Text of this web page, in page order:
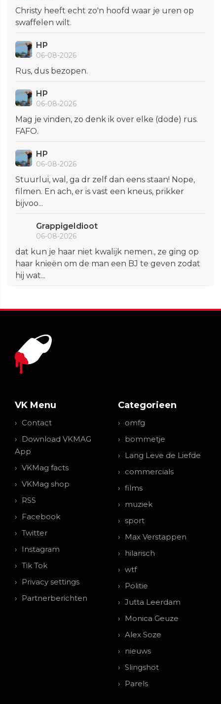
Christy heeft echt zo'n hoofd waar je uren op
swaffelen wilt.
HP
06-08-2026
Rus, dus bezopen.
HP
06-08-2026
Mag je vinden, zo denk ik over elke (dode) rus.
FAFO.
HP
06-08-2026
Stuurlui, wal, ga dr zelf dan eens staan! Nope,
filmen. En ach, er is vast een kneus, prikker
bijvoo...
GrappigeIdioot
06-08-2026
dat kun je haar niet kwalijk nemen., ze ging op
haar knieën om de man een BJ te geven zodat
hij wat...
VK Menu
Contact
Download VKMAG
App
VKMag facts
VKMag shop
RSS
Facebook
Twitter
Instagram
Tik Tok
Privacy settings
Partnerberichten
Categorieen
omfg
bommetje
Lang Leve de Liefde
commercials
films
muziek
sport
Max Verstappen
hilarisch
wtf
Politie
Jutta Leerdam
Monica Geuze
Alex Soze
nieuws
Slingshot
Parels